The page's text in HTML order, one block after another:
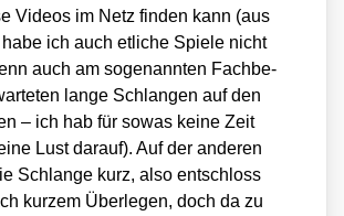
Vide­os im Netz fin­den kann (aus
ich auch etli­che Spie­le nicht
auch am soge­nann­ten Fach­be­
lan­ge Schlan­gen auf den
– ich hab für sowas kei­ne Zeit
Lust dar­auf). Auf der ande­ren
Schlan­ge kurz, also ent­schloss
kur­zem Über­le­gen, doch da zu